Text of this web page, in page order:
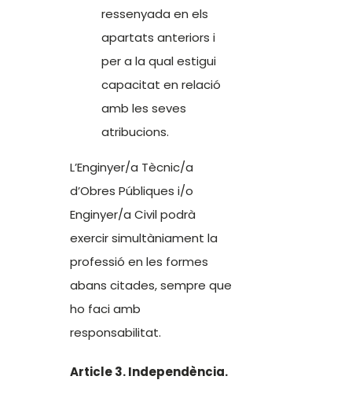
ressenyada en els
apartats anteriors i
per a la qual estigui
capacitat en relació
amb les seves
atribucions.
L’Enginyer/a Tècnic/a
d’Obres Públiques i/o
Enginyer/a Civil podrà
exercir simultàniament la
professió en les formes
abans citades, sempre que
ho faci amb
responsabilitat.
Article 3. Independència.